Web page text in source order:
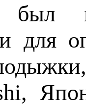
для